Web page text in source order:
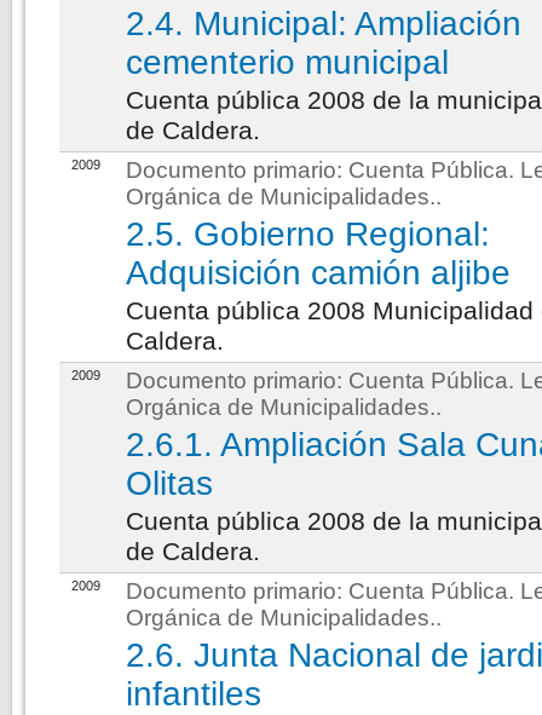
2.4. Municipal: Ampliación
cementerio municipal
Cuenta pública 2008 de la
de Caldera.
2009 Documento primario: Cuenta Pública.
Orgánica de Municipalidades..
2.5. Gobierno Regional:
Adquisición camión aljibe
Cuenta pública 2008 Municipalidad
Caldera.
2009 Documento primario: Cuenta Pública.
Orgánica de Municipalidades..
2.6.1. Ampliación Sala
Olitas
Cuenta pública 2008 de la
de Caldera.
2009 Documento primario: Cuenta Pública.
Orgánica de Municipalidades..
2.6. Junta Nacional de
infantiles